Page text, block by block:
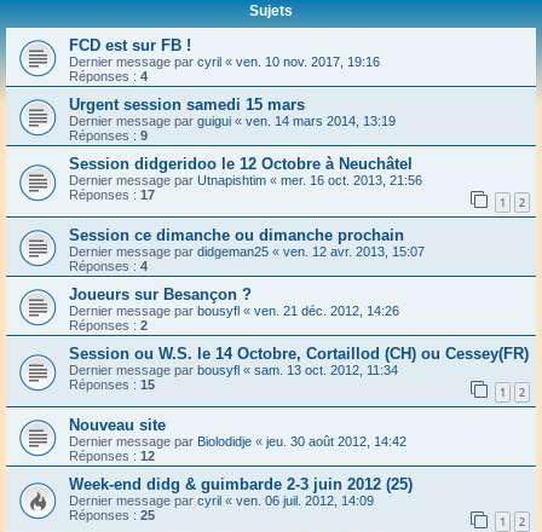
Sujets
FCD est sur FB !
Dernier message par cyril « ven. 10 nov. 2017, 19:16
Réponses : 4
Urgent session samedi 15 mars
Dernier message par guigui « ven. 14 mars 2014, 13:19
Réponses : 9
Session didgeridoo le 12 Octobre à Neuchâtel
Dernier message par Utnapishtim « mer. 16 oct. 2013, 21:56
Réponses : 17 1 2
Session ce dimanche ou dimanche prochain
Dernier message par didgeman25 « ven. 12 avr. 2013, 15:07
Réponses : 4
Joueurs sur Besançon ?
Dernier message par bousyfl « ven. 21 déc. 2012, 14:26
Réponses : 2
Session ou W.S. le 14 Octobre, Cortaillod (CH) ou Cessey(FR)
Dernier message par bousyfl « sam. 13 oct. 2012, 11:34
Réponses : 15 1 2
Nouveau site
Dernier message par Biolodidje « jeu. 30 août 2012, 14:42
Réponses : 12
Week-end didg & guimbarde 2-3 juin 2012 (25)
Dernier message par cyril « ven. 06 juil. 2012, 14:09
Réponses : 25 1 2